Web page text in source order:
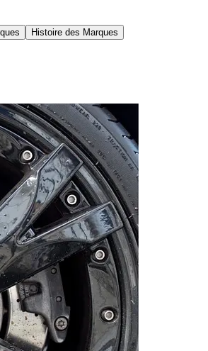
Histoire des Marques